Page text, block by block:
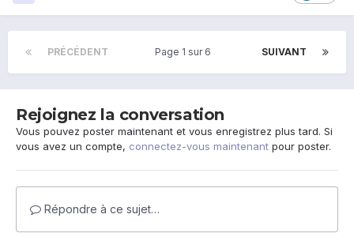
PRÉCÉDENT SUIVANT
Page 1 sur 6
Rejoignez la conversation
Vous pouvez poster maintenant et vous enregistrez plus tard. Si
vous avez un compte, connectez-vous maintenant pour poster.
Répondre à ce sujet…